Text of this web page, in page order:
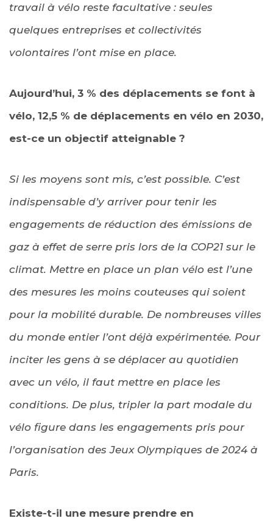
travail à vélo reste facultative : seules
quelques entreprises et collectivités
volontaires l’ont mise en place.
Aujourd’hui, 3 % des déplacements se font à
vélo, 12,5 % de déplacements en vélo en 2030,
est-ce un objectif atteignable ?
Si les moyens sont mis, c’est possible. C’est
indispensable d’y arriver pour tenir les
engagements de réduction des émissions de
gaz à effet de serre pris lors de la COP21 sur le
climat. Mettre en place un plan vélo est l’une
des mesures les moins couteuses qui soient
pour la mobilité durable. De nombreuses villes
du monde entier l’ont déjà expérimentée. Pour
inciter les gens à se déplacer au quotidien
avec un vélo, il faut mettre en place les
conditions. De plus, tripler la part modale du
vélo figure dans les engagements pris pour
l’organisation des Jeux Olympiques de 2024 à
Paris.
Existe-t-il une mesure prendre en